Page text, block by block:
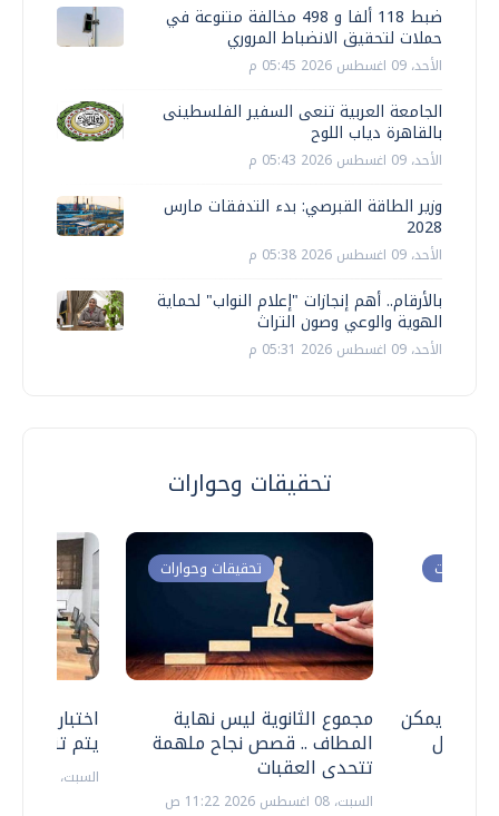
ضبط 118 ألفا و 498 مخالفة متنوعة في
حملات لتحقيق الانضباط المروري
الأحد، 09 اغسطس 2026 05:45 م
الجامعة العربية تنعى السفير الفلسطينى
بالقاهرة دياب اللوح
الأحد، 09 اغسطس 2026 05:43 م
وزير الطاقة القبرصي: بدء التدفقات مارس
2028
الأحد، 09 اغسطس 2026 05:38 م
بالأرقام.. أهم إنجازات "إعلام النواب" لحماية
الهوية والوعي وصون التراث
الأحد، 09 اغسطس 2026 05:31 م
تحقيقات وحوارات
اختبارات
يتم
السبت، 18 يوليو 2026 09:22 ص
تحقيقات وحوارات
مجموع الثانوية ليس نهاية
المطاف .. قصص نجاح ملهمة
تتحدى العقبات
السبت، 08 اغسطس 2026 11:22 ص
وحوارات
.. هل يمكن
نتعامل